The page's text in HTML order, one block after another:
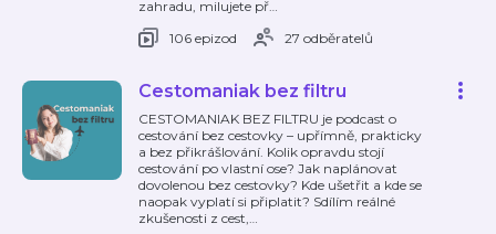
zahradu, milujete př…
106 epizod
27 odběratelů
Cestomaniak bez filtru
CESTOMANIAK BEZ FILTRU je podcast o
cestování bez cestovky – upřímně, prakticky
a bez přikrášlování. Kolik opravdu stojí
cestování po vlastní ose? Jak naplánovat
dovolenou bez cestovky? Kde ušetřit a kde se
naopak vyplatí si připlatit? Sdílím reálné
zkušenosti z cest,…